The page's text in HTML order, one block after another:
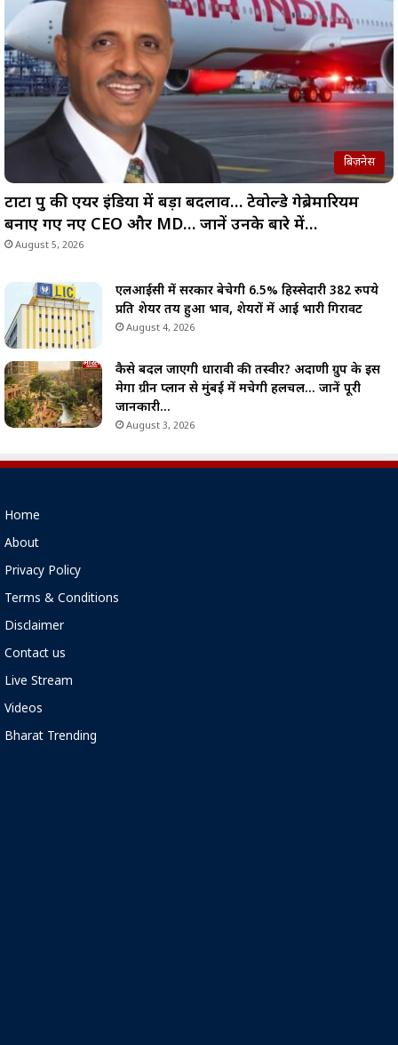
बिज़नेस
टाटा ग्रुप की एयर इंडिया में बड़ा बदलाव… टेवोल्डे गेब्रेमारियम
बनाए गए नए CEO और MD… जानें उनके बारे में…
August 5, 2026
एलआईसी में सरकार बेचेगी 6.5% हिस्सेदारी 382 रुपये
प्रति शेयर तय हुआ भाव, शेयरों में आई भारी गिरावट
August 4, 2026
कैसे बदल जाएगी धारावी की तस्वीर? अदाणी ग्रुप के इस
मेगा ग्रीन प्लान से मुंबई में मचेगी हलचल… जानें पूरी
जानकारी…
August 3, 2026
Home
About
Privacy Policy
Terms & Conditions
Disclaimer
Contact us
Live Stream
Videos
Bharat Trending